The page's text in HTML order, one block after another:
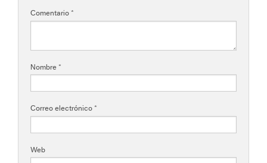
Comentario *
Nombre *
Correo electrónico *
Web